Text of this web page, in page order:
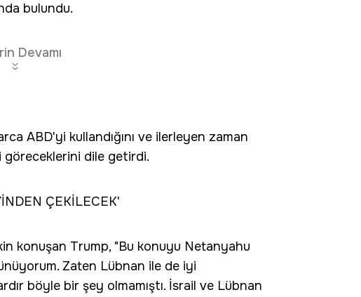
bulundu.
Devamı
ABD'yi kullandığını ve ilerleyen zaman
göreceklerini dile getirdi.
ÇEKİLECEK'
konuşan Trump, "Bu konuyu Netanyahu
Zaten Lübnan ile de iyi
böyle bir şey olmamıştı. İsrail ve Lübnan